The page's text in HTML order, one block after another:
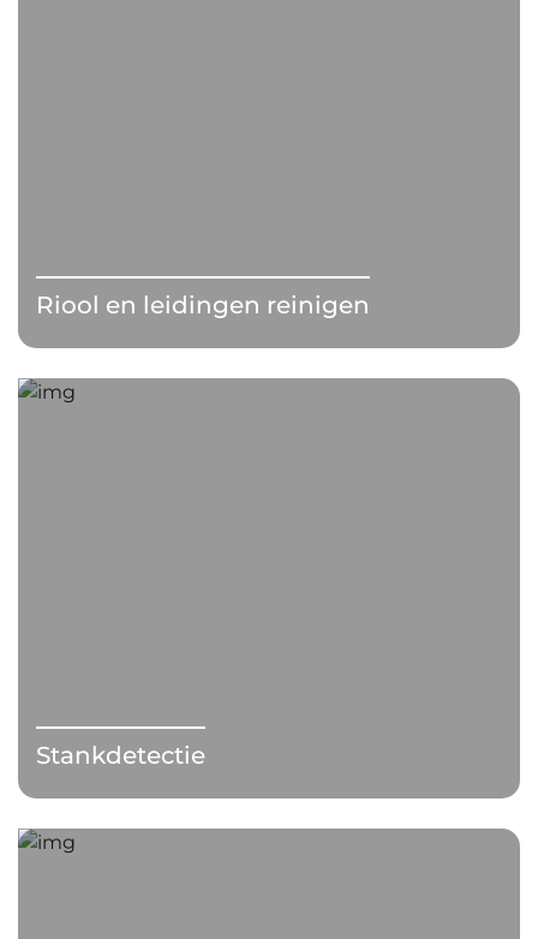
Riool en leidingen reinigen
Stankdetectie